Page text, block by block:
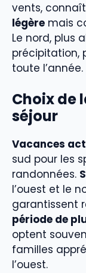
vents,
légère mais
Le nord, plus
précipitation,
toute l’année.
Choix de
séjour
Vacances
sud pour les
randonnées.
l’ouest et le
garantissent
période de
optent
familles
l’ouest.